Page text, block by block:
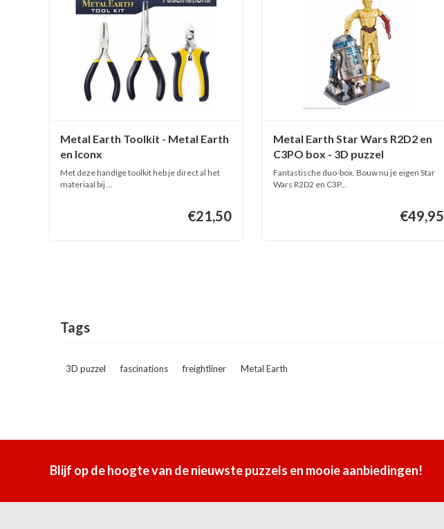
Metal Earth Toolkit - Metal Earth
en Iconx
Met deze handige toolkit heb je direct al het
materiaal bij ...
€21,50
Metal Earth Star Wars R2D2 en
C3PO box - 3D puzzel
Fantastische duo-box. Bouw nu je eigen Star
Wars R2D2 en C3P...
€49,95
Tags
3D puzzel fascinations freightliner Metal Earth
Blijf op de hoogte van de nieuwste puzzels en mooie aanbiedingen!